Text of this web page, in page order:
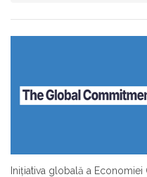
Inițiativa globală a